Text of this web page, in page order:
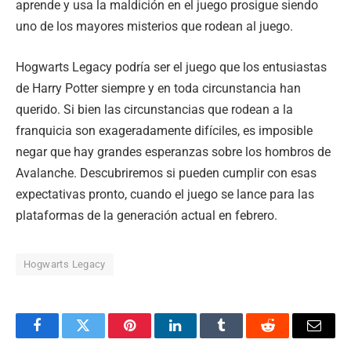
aprende y usa la maldición en el juego prosigue siendo
uno de los mayores misterios que rodean al juego.
Hogwarts Legacy podría ser el juego que los entusiastas
de Harry Potter siempre y en toda circunstancia han
querido. Si bien las circunstancias que rodean a la
franquicia son exageradamente difíciles, es imposible
negar que hay grandes esperanzas sobre los hombros de
Avalanche. Descubriremos si pueden cumplir con esas
expectativas pronto, cuando el juego se lance para las
plataformas de la generación actual en febrero.
Hogwarts Legacy
FacebookTwitter PinterestLinkedInTumblr Reddit Email